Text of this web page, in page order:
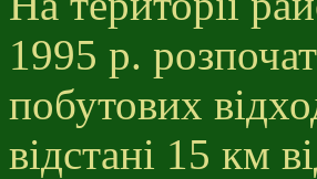
1995 р.
побутових
відстані 15 км